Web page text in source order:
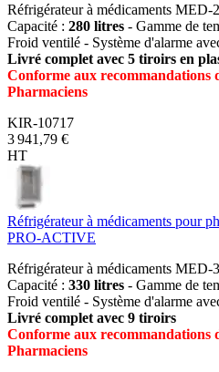
Réfrigérateur à médicaments
Capacité : 280 litres - Gamme de
Froid ventilé - Système d'alarme
Livré complet avec 5 tiroirs en
Conforme aux recommandations
Pharmaciens
KIR-10717
3 941,79 €
HT
Réfrigérateur à médicaments pour
PRO-ACTIVE
Réfrigérateur à médicaments
Capacité : 330 litres - Gamme de
Froid ventilé - Système d'alarme
Livré complet avec 9 tiroirs
Conforme aux recommandations
Pharmaciens